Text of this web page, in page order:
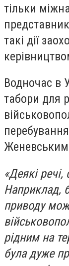
тільки
такі дії
Водночас в
табори для
«Деякі
Наприклад,
приводу
рідним на
була дуже